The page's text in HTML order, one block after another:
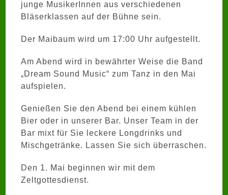
junge MusikerInnen aus verschiedenen
Bläserklassen auf der Bühne sein.
Der Maibaum wird um 17:00 Uhr aufgestellt.
Am Abend wird in bewährter Weise die Band
„Dream Sound Music“ zum Tanz in den Mai
aufspielen.
Genießen Sie den Abend bei einem kühlen
Bier oder in unserer Bar. Unser Team in der
Bar mixt für Sie leckere Longdrinks und
Mischgetränke. Lassen Sie sich überraschen.
Den 1. Mai beginnen wir mit dem
Zeltgottesdienst.